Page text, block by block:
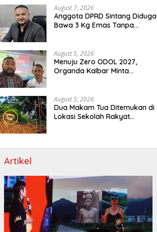
Menit
August 7, 2026
Anggota DPRD Sintang Diduga
Bawa 3 Kg Emas Tanpa
August 5, 2026
Menuju Zero ODOL 2027,
Organda Kalbar Minta
August 5, 2026
Dua Makam Tua Ditemukan di
Lokasi Sekolah Rakyat
Artikel